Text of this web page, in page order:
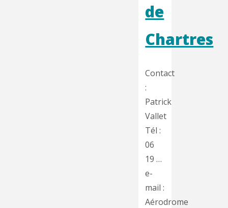
de
Chartres
Contact
:
Patrick
Vallet
Tél :
06
19 …
e-
mail :
Aérodrome